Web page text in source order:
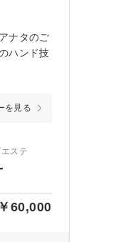
ナタのご
ハンド技
を見る
ステ
￥60,000